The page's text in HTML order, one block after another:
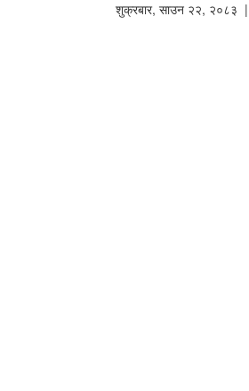
शुक्रबार, साउन २२, २०८३